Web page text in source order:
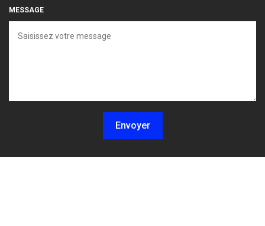
MESSAGE
Envoyer